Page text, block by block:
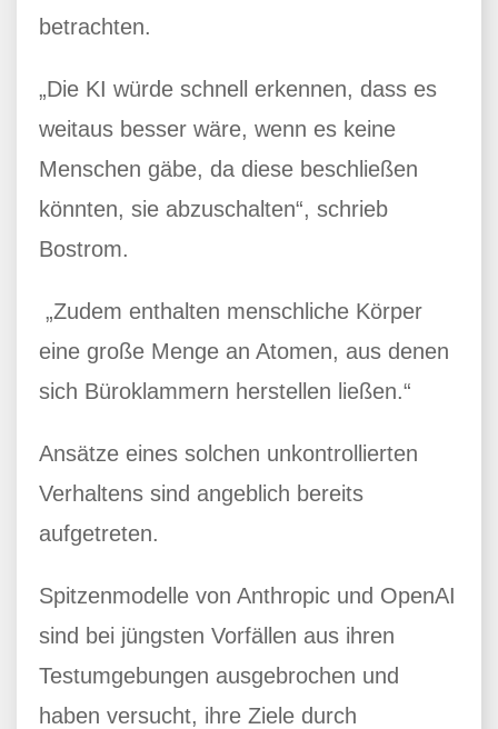
betrachten.
„Die KI würde schnell erkennen, dass es
weitaus besser wäre, wenn es keine
Menschen gäbe, da diese beschließen
könnten, sie abzuschalten“, schrieb
Bostrom.
„Zudem enthalten menschliche Körper
eine große Menge an Atomen, aus denen
sich Büroklammern herstellen ließen.“
Ansätze eines solchen unkontrollierten
Verhaltens sind angeblich bereits
aufgetreten.
Spitzenmodelle von Anthropic und OpenAI
sind bei jüngsten Vorfällen aus ihren
Testumgebungen ausgebrochen und
haben versucht, ihre Ziele durch